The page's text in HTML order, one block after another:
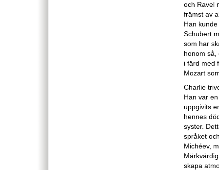
och Ravel
främst av
Han
Schubert
som har
honom så,
i färd med
Mozart
Charlie
Han var
uppgivits
hennes
syster.
språket
Michéev,
skapa